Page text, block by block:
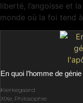
liberté, l’angoisse et
monde où la foi tend
En quoi l’homme de
Kierkegaard
XIXe, Philosophie